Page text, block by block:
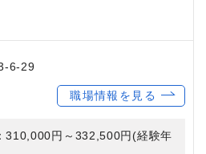
6-29
職場情報を見る
円～332,500円(経験年